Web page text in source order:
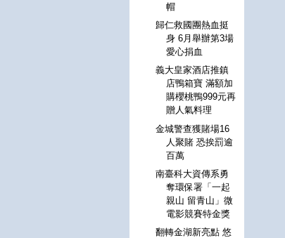
帽
歸仁救國團熱血挺
身 6月舉辦第3場
愛心捐血
義大皇家酒店推鎮
店鴨箱寶 滿額加
購櫻桃鴨999元再
贈人氣料理
金城警查獲賭場16
人聚賭 恐挨罰逾
百萬
南臺科大資傳系勇
奪環保署「一起
親山 留青山」微
電影競賽特金獎
翻轉金湖新亮點 悠